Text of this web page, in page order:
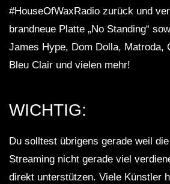
#HouseOfWaxRadio zurück und
brandneue Platte „No Standing“
James Hype, Dom Dolla, Matroda,
Bleu Clair und vielen mehr!
WICHTIG:
Du solltest übrigens gerade weil
Streaming nicht gerade viel
direkt unterstützen. Viele Künstler